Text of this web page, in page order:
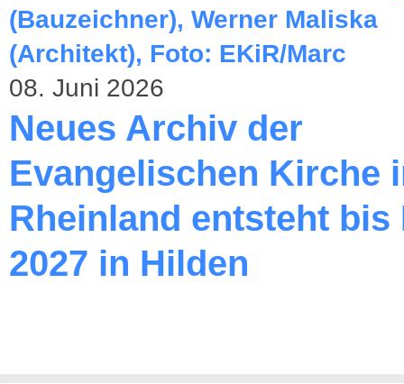
08. Juni 2026
Neues Archiv der
Evangelischen Kirche
Rheinland entsteht bis
2027 in Hilden